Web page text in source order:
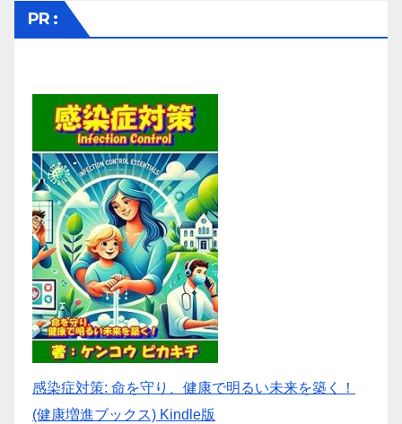
PR :
感染症対策: 命を守り、健康で明るい未来を築く！
(健康増進ブックス) Kindle版